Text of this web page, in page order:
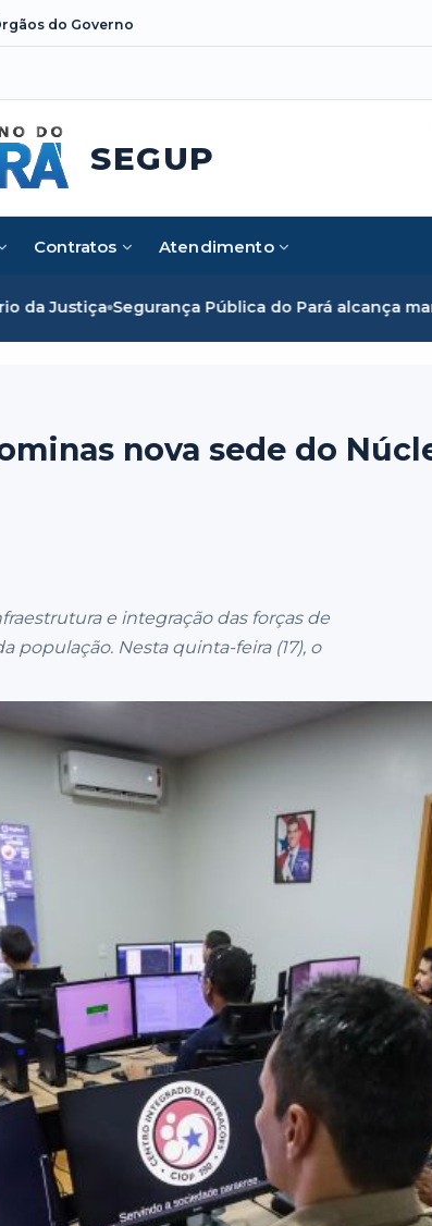
do Governo
SEGUP
Contratos Atendimento
Pública do Pará alcança marca de cinco mil
nova sede do
e integração das forças de
população. Nesta quinta-feira (17), o